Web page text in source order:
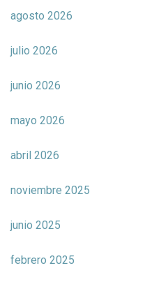
agosto 2026
julio 2026
junio 2026
mayo 2026
abril 2026
noviembre 2025
junio 2025
febrero 2025